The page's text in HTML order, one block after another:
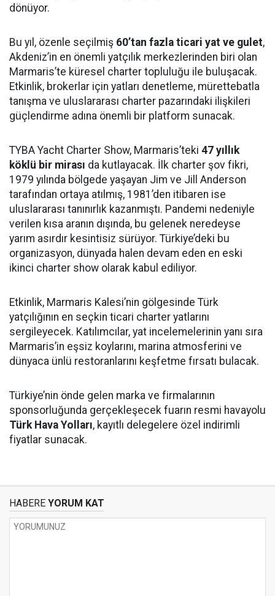
dönüyor.
Bu yıl, özenle seçilmiş 60’tan fazla ticari yat ve gulet,
Akdeniz’in en önemli yatçılık merkezlerinden biri olan
Marmaris’te küresel charter topluluğu ile buluşacak.
Etkinlik, brokerlar için yatları denetleme, mürettebatla
tanışma ve uluslararası charter pazarındaki ilişkileri
güçlendirme adına önemli bir platform sunacak.
TYBA Yacht Charter Show, Marmaris’teki 47 yıllık
köklü bir mirası da kutlayacak. İlk charter şov fikri,
1979 yılında bölgede yaşayan Jim ve Jill Anderson
tarafından ortaya atılmış, 1981’den itibaren ise
uluslararası tanınırlık kazanmıştı. Pandemi nedeniyle
verilen kısa aranın dışında, bu gelenek neredeyse
yarım asırdır kesintisiz sürüyor. Türkiye’deki bu
organizasyon, dünyada halen devam eden en eski
ikinci charter show olarak kabul ediliyor.
Etkinlik, Marmaris Kalesi’nin gölgesinde Türk
yatçılığının en seçkin ticari charter yatlarını
sergileyecek. Katılımcılar, yat incelemelerinin yanı sıra
Marmaris’in eşsiz koylarını, marina atmosferini ve
dünyaca ünlü restoranlarını keşfetme fırsatı bulacak.
Türkiye’nin önde gelen marka ve firmalarının
sponsorluğunda gerçekleşecek fuarın resmi havayolu
Türk Hava Yolları, kayıtlı delegelere özel indirimli
fiyatlar sunacak.
HABERE YORUM KAT